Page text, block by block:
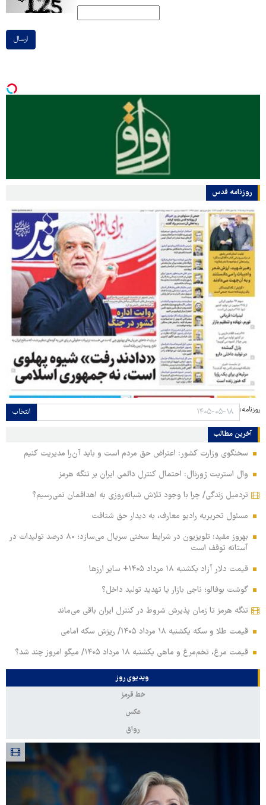
ارسال
روزنامه قدس
روزنامه: انتخاب
آخرین مطالب
سخنگوی وزارت کشور: اعتراض حق مردم است و باید آن‌را مدیریت کنیم
وال استریت ژورنال: احتمال کنترل دائمی ایران بر تنگه هرمز
تردمیل زندگی/ چرا با وجود تلاش شبانه‌روزی به اهدافمان نمی‌رسیم؟
مسئول تحریریه رادیو معارف، به دیدار حق شتافت
بهروز مفید: تلویزیون در شرایط سختی سریال می‌سازد؛ ۸۰ درصد تولیدات در
آستانه توقف است
قیمت دلار آزاد یکشنبه ۱۸ مرداد ۱۴۰۵+ سایر ارزها
گوشت بوفالو؛ ناجی بازار یا تهدید تولید داخل؟
تنگه هرمز تا زمان پذیرش شروط در کنترل ایران باقی می‌ماند
قیمت طلا و سکه یکشنبه ۱۸ مرداد ۱۴۰۵/ ریزش سکه امامی
قیمت مرغ، تخم‌مرغ و ماهی یکشنبه ۱۸ مرداد ۱۴۰۵/ میگو امروز چند شد؟
ویدیوی روز
خط قرمز
عکس
رواق